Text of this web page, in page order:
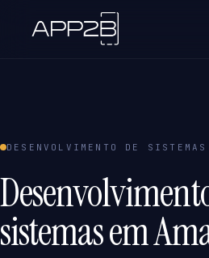
DESENVOLVIMENTO DE SISTEMAS
sistemas em